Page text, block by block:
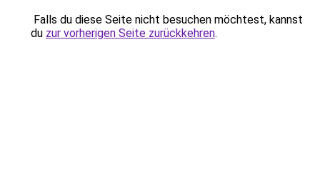
Falls du diese Seite nicht besuchen möchtest, kannst
du zur vorherigen Seite zurückkehren.